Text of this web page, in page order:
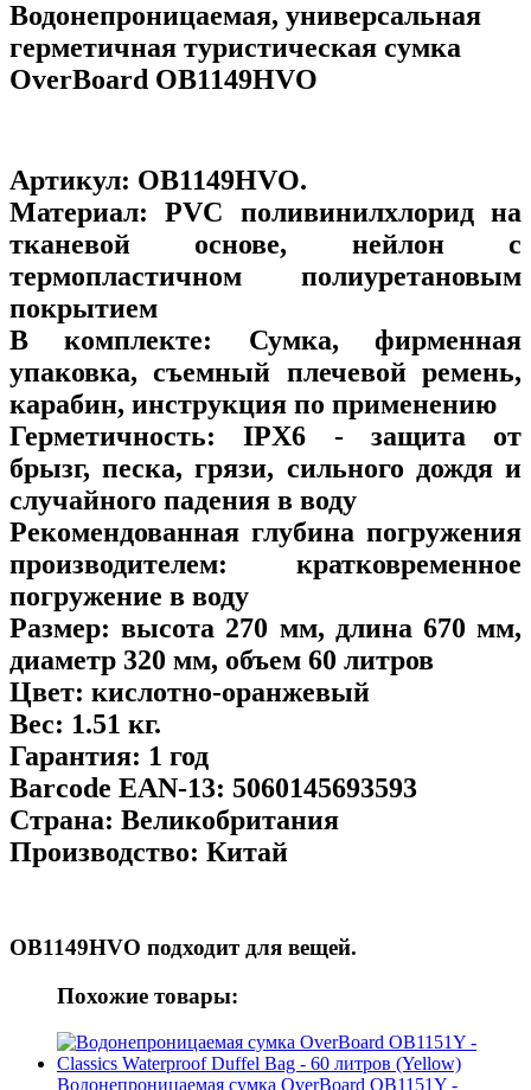
Водонепроницаемая, универсальная
герметичная туристическая сумка
OverBoard OB1149HVO
Артикул: OB1149HVO.
Материал: PVC поливинилхлорид на
тканевой основе, нейлон с
термопластичном полиуретановым
покрытием
В комплекте: Сумка, фирменная
упаковка, съемный плечевой ремень,
карабин, инструкция по применению
Герметичность: IPX6 - защита от
брызг, песка, грязи, сильного дождя и
случайного падения в воду
Рекомендованная глубина погружения
производителем: кратковременное
погружение в воду
Размер: высота 270 мм, длина 670 мм,
диаметр 320 мм, объем 60 литров
Цвет: кислотно-оранжевый
Вес: 1.51 кг.
Гарантия: 1 год
Barcode EAN-13: 5060145693593
Страна: Великобритания
Производство: Китай
OB1149HVO подходит для вещей.
Похожие товары:
Водонепроницаемая сумка OverBoard OB1151Y -